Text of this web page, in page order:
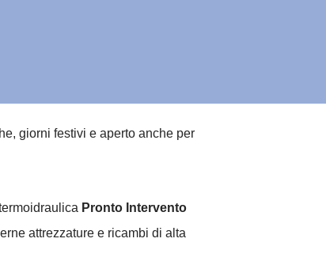
giorni festivi e aperto anche per
Pronto Intervento
attrezzature e ricambi di alta